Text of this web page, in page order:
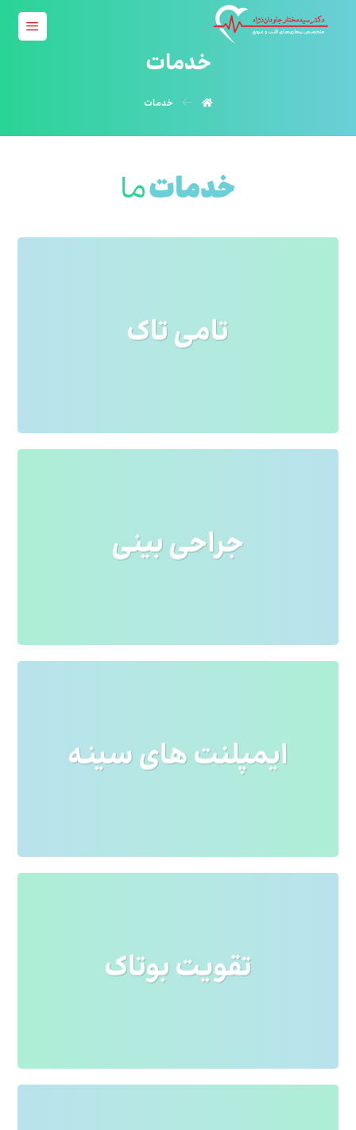
خدمات
خدمات
خدماتما
تامی تاک
لورم ایپسوم متن ساختگی با تولید سادگی
نامفهوم از صنعت چاپ و با استفاده از طراحان
گرافیک است. چاپگرها و متون بلکه روزنامه و
مجله در ستون و سطرآنچنان که لازم است و
برای شرایط فعلی تکنولوژی مورد نیاز و
جراحی بینی
نامفهوم از صنعت چاپ و با استفاده از طراحان
گرافیک است. چاپگرها و متون بلکه روزنامه و
مجله در ستون و سطرآنچنان که لازم است و
برای شرایط فعلی تکنولوژی مورد نیاز و
ایمپلنت های سینه
لورم ایپسوم متن ساختگی با تولید سادگی
نامفهوم از صنعت چاپ و با استفاده از طراحان
گرافیک است. چاپگرها و متون بلکه روزنامه و
مجله در ستون و سطرآنچنان که لازم است و
برای شرایط فعلی تکنولوژی مورد نیاز و
تقویت بوتاک
لورم ایپسوم متن ساختگی با تولید سادگی
نامفهوم از صنعت چاپ و با استفاده از طراحان
گرافیک است. چاپگرها و متون بلکه روزنامه و
مجله در ستون و سطرآنچنان که لازم است و
برای شرایط فعلی تکنولوژی مورد نیاز و